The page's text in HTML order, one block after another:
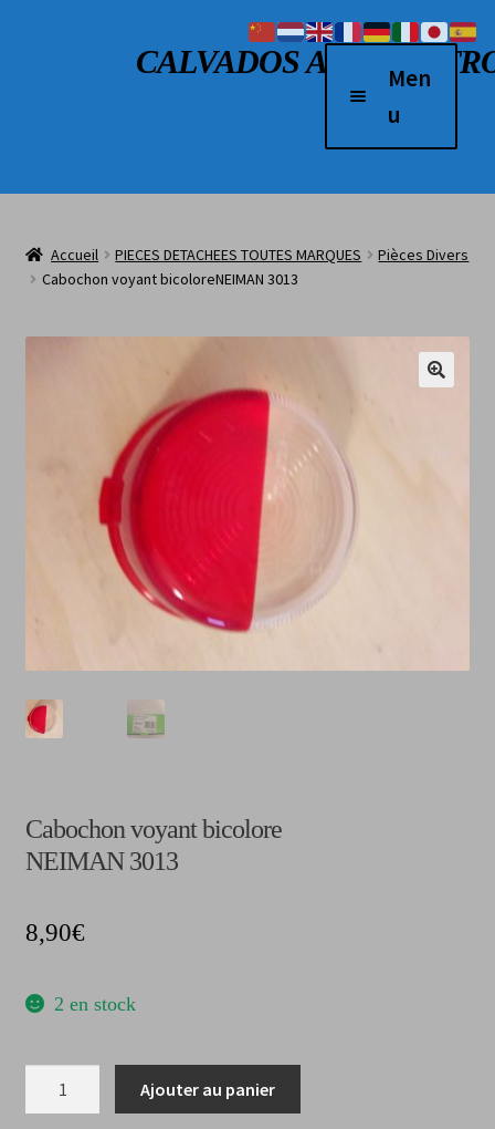
Aller à la navigation
Aller au contenu
CALVADOS AUTOMen
u
2 Roues
Véhicules vendus
L’atelier
Contact
CGV
Accueil PIECES DETACHEES TOUTES MARQUES
Pièces Divers
Cabochon voyant bicoloreNEIMAN 3013
Cabochon voyant bicolore
NEIMAN 3013
8,90€
2 en stock
Ajouter au panier